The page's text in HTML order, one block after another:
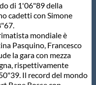
di 1'06"89 della
cadetti con Simone
mondiale è
Pasquino, Francesco
la gara con mezza
rispettivamente
Il record del mondo